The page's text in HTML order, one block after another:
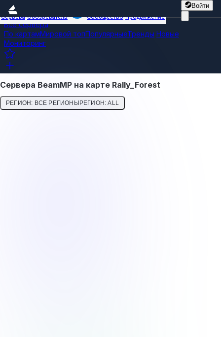
Войти
Сервера Обозреватель Сообщество Продвижение
Все сервера
По картамМировой топПопулярныеТренды Новые
Мониторинг
Сервера BeamMP на карте Rally_Forest
РЕГИОН: ВСЕ РЕГИОНЫРЕГИОН: ALL